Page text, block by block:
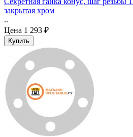
закрытая хром
..
Цена 1 293 ₽